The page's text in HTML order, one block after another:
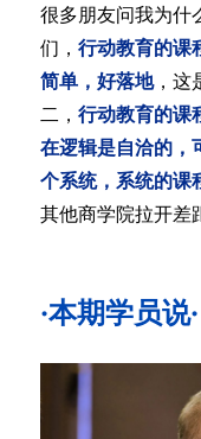
很多朋友问我为什
们， 行动教育的课
简单，好落地，这
二， 行动教育的课
在逻辑是自洽的，
个系统，系统的课
其他商学院拉开差
·本期学员说·